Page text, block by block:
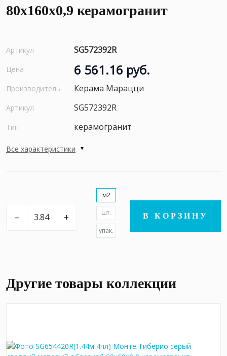
80x160x0,9 керамогранит
Артикул SG572392R
Цена 6 561.16 руб.
Производитель Керама Марацци
Артикул SG572392R
Тип керамогранит
Все характеристики
– +
м2
шт.
упак.
В КОРЗИНУ
Другие товары коллекции